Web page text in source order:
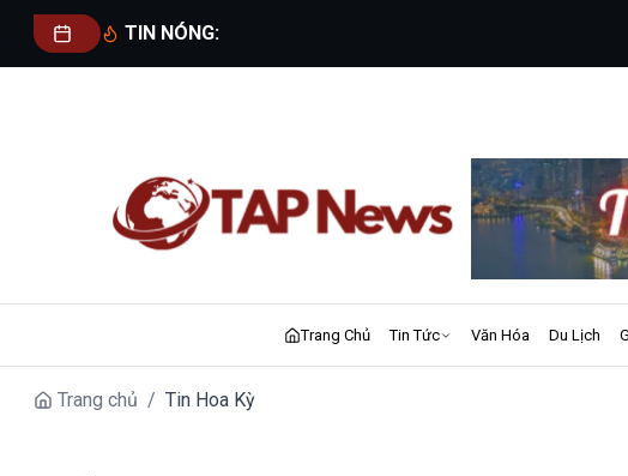
TIN NÓNG:
Trang Chủ Tin Tức Văn Hóa Du Lịch
Trang chủ / Tin Hoa Kỳ